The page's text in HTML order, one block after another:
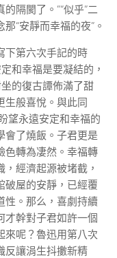
隔閡了。”“似乎”二
“安靜而幸福的夜”。
下第六次手記的時
和幸福是要凝結的，
的復古譚佈滿了甜
生般喜悅。與此同
永遠安定和幸福的
會了燒飯。子君更是
色轉為凄然。幸福轉
經濟起源被堵截，
破屋的安靜，已經覆
性。那么，喜劇持續
才幹對子君如許一個
來呢？魯迅用第八次
反讓涓生抖擻新精